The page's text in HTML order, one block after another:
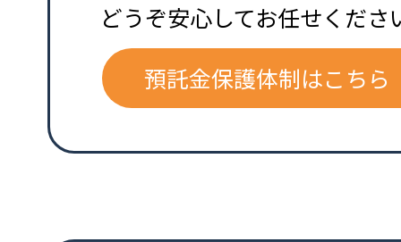
どうぞ安心してお任せくださ
預託金保護体制はこちら